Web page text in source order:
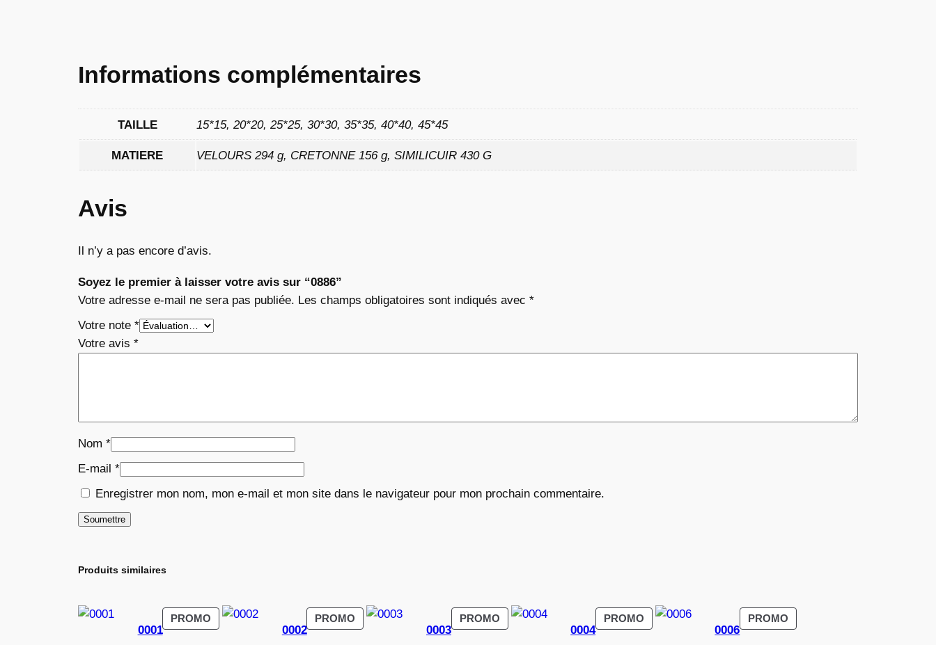
€
à
Informations complémentaires
TAILLE 15*15, 20*20, 25*25, 30*30, 35*35, 40*40, 45*45
MATIERE VELOURS 294 g, CRETONNE 156 g, SIMILICUIR 430 G
Avis
Il n’y a pas encore d’avis.
Soyez le premier à laisser votre avis sur “0886”
Votre adresse e-mail ne sera pas publiée. Les champs obligatoires sont indiqués avec *
Votre note *
Votre avis *
Nom *
E-mail *
Enregistrer mon nom, mon e-mail et mon site dans le navigateur pour mon prochain commentaire.
Produits similaires
PROMO PRODUIT
EN
0001
PROMO PRODUIT
EN
0002
PROMOPRODUIT
EN
0003
PROMOPRODUIT
EN
0004
PROMOPRODUIT
EN
0006